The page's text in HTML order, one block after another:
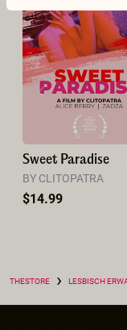
Sweet Paradise
BY CLITOPATRA
$14.99
THESTORE › LESBISCH